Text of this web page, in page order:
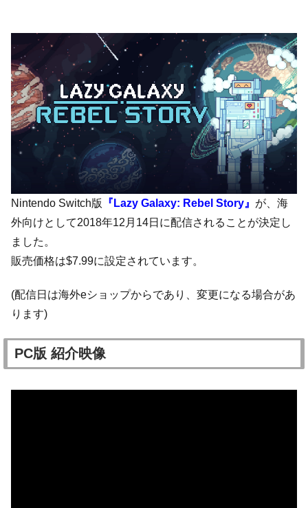
Nintendo Switch版 『Lazy Galaxy: Rebel Story』 が、海
外向けとして2018年12月14日に配信されることが決定し
ました。
販売価格は$7.99に設定されています。
(配信日は海外eショップからであり、変更になる場合があ
ります)
PC版 紹介映像